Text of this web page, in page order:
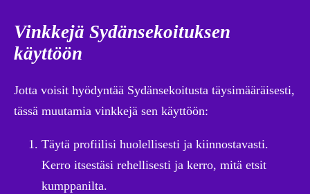
Vinkkejä Sydänsekoituksen
käyttöön
Jotta voisit hyödyntää Sydänsekoitusta täysimääräisesti,
tässä muutamia vinkkejä sen käyttöön:
Täytä profiilisi huolellisesti ja kiinnostavasti.
Kerro itsestäsi rehellisesti ja kerro, mitä etsit
kumppanilta.